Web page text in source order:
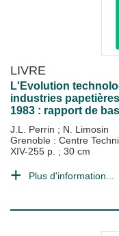
LIVRE
L'Evolution
industries
1983 : rapport de
J.L. Perrin ; N. Limosin
Grenoble : Centre
XIV-255 p. ; 30 cm
Plus d'information...